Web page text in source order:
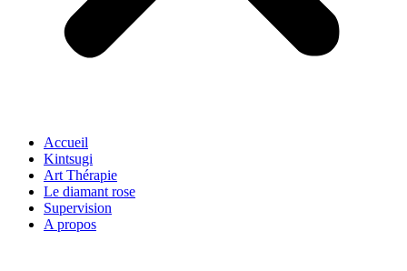
Accueil
Kintsugi
Art Thérapie
Le diamant rose
Supervision
A propos